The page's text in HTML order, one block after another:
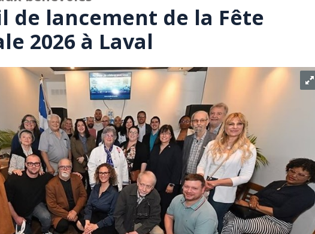
de lancement de la Fête
2026 à Laval